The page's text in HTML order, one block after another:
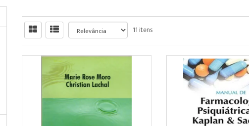
11 itens